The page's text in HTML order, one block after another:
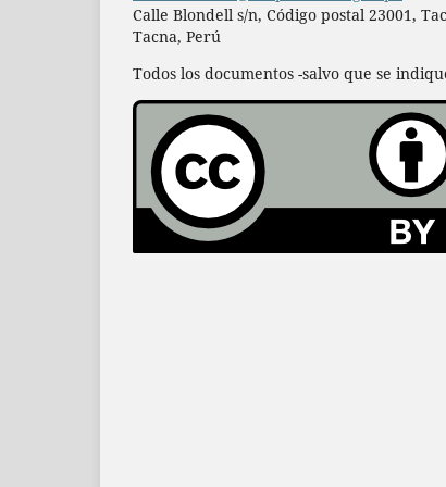
Calle Blondell s/n, Código postal 23001,
Tacna, Perú
Todos los documentos -salvo que se